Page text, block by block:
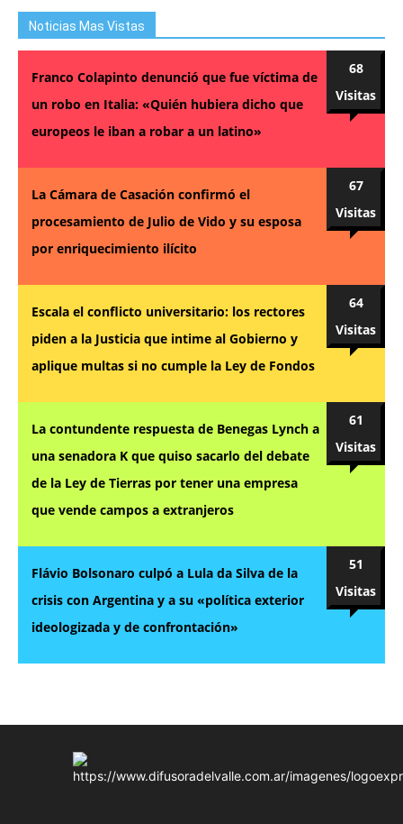
Noticias Mas Vistas
Franco Colapinto denunció que fue víctima de
un robo en Italia: «Quién hubiera dicho que
europeos le iban a robar a un latino»
68
Visitas
La Cámara de Casación confirmó el
procesamiento de Julio de Vido y su esposa
por enriquecimiento ilícito
67
Visitas
Escala el conflicto universitario: los rectores
piden a la Justicia que intime al Gobierno y
aplique multas si no cumple la Ley de Fondos
64
Visitas
La contundente respuesta de Benegas Lynch a
una senadora K que quiso sacarlo del debate
de la Ley de Tierras por tener una empresa
que vende campos a extranjeros
61
Visitas
Flávio Bolsonaro culpó a Lula da Silva de la
crisis con Argentina y a su «política exterior
ideologizada y de confrontación»
51
Visitas